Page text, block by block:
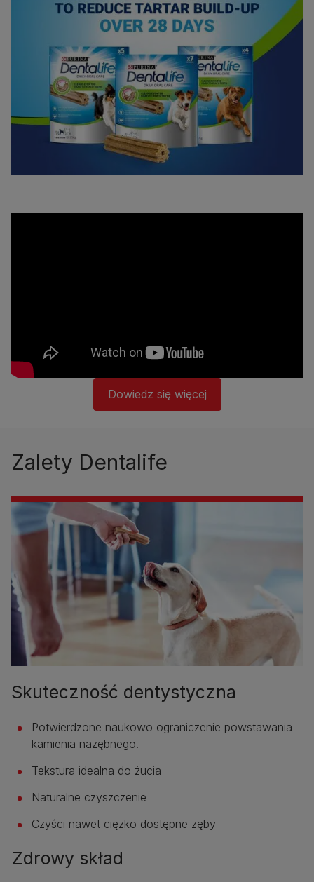
Dowiedz się więcej
Zalety Dentalife
Skuteczność dentystyczna
Potwierdzone naukowo ograniczenie powstawania
kamienia nazębnego.
Tekstura idealna do żucia
Naturalne czyszczenie
Czyści nawet ciężko dostępne zęby
Zdrowy skład